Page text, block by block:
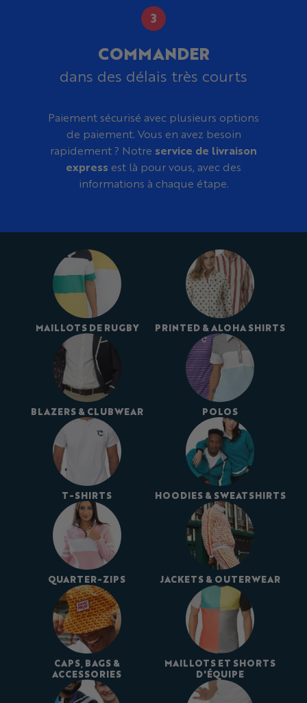
COMMANDER
dans des délais très courts
Paiement sécurisé avec plusieurs options
de paiement. Vous en avez besoin
rapidement ? Notre service de livraison
express est là pour vous, avec des
informations à chaque étape.
MAILLOTS DE RUGBY PRINTED & ALOHA SHIRTS
BLAZERS & CLUBWEAR POLOS
T-SHIRTS HOODIES & SWEATSHIRTS
QUARTER-ZIPS JACKETS & OUTERWEAR
CAPS, BAGS &
ACCESSORIES
MAILLOTS ET SHORTS
D'ÉQUIPE